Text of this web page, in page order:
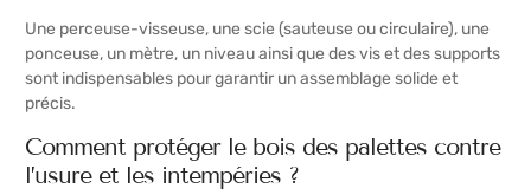
Une perceuse-visseuse, une scie (sauteuse ou circulaire), une
ponceuse, un mètre, un niveau ainsi que des vis et des supports
sont indispensables pour garantir un assemblage solide et
précis.
Comment protéger le bois des palettes contre
l’usure et les intempéries ?